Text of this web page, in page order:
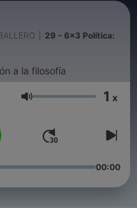
29 - 6x3 Política:
a la filosofía
Volumen 1 x
00:00